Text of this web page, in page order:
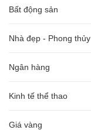
Bất động sản
Nhà đẹp - Phong thủy
Ngân hàng
Kinh tế thể thao
Giá vàng